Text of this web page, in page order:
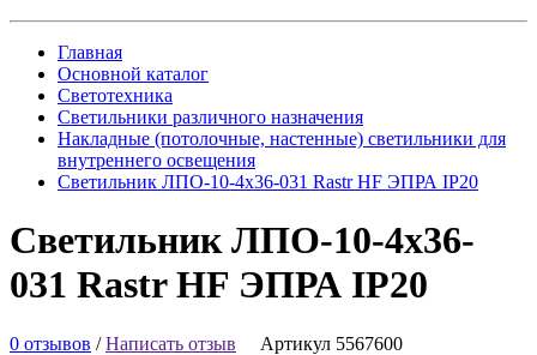
Главная
Основной каталог
Светотехника
Светильники различного назначения
Накладные (потолочные, настенные) светильники для
внутреннего освещения
Светильник ЛПО-10-4х36-031 Rastr HF ЭПРА IP20
Светильник ЛПО-10-4х36-
031 Rastr HF ЭПРА IP20
0 отзывов /Написать отзыв Артикул 5567600